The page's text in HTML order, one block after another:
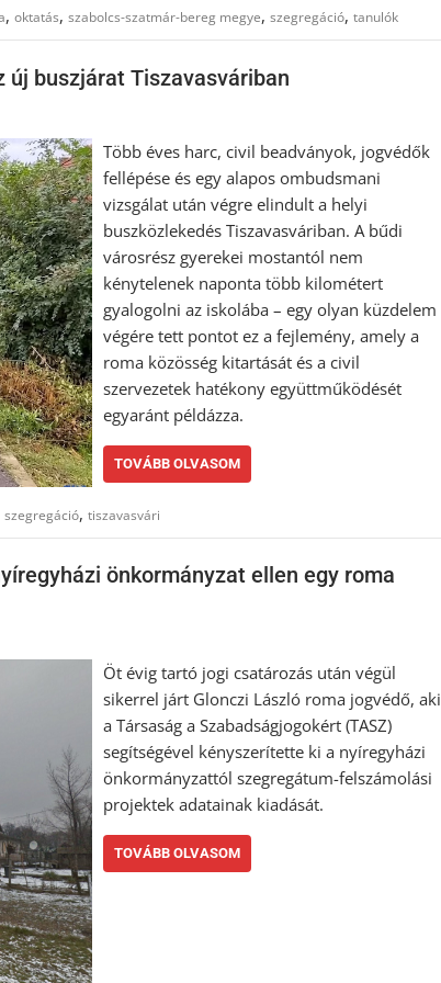
, oktatás, szabolcs-szatmár-bereg megye, szegregáció, tanulók
új buszjárat Tiszavasváriban
Több éves harc, civil beadványok, jogvédők
fellépése és egy alapos ombudsmani
vizsgálat után végre elindult a helyi
buszközlekedés Tiszavasváriban. A bűdi
városrész gyerekei mostantól nem
kénytelenek naponta több kilométert
gyalogolni az iskolába – egy olyan küzdelem
végére tett pontot ez a fejlemény, amely a
roma közösség kitartását és a civil
szervezetek hatékony együttműködését
egyaránt példázza.
TOVÁBB OLVASOM
szegregáció, tiszavasvári
önkormányzat ellen egy roma
Öt évig tartó jogi csatározás után végül
sikerrel járt Glonczi László roma jogvédő, aki
a Társaság a Szabadságjogokért (TASZ)
segítségével kényszerítette ki a nyíregyházi
önkormányzattól szegregátum-felszámolási
projektek adatainak kiadását.
TOVÁBB OLVASOM